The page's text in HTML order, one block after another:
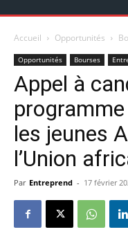
Accueil Opportunités
Opportunités Bourses
Appel à
les jeunes
l’Union
Par Entreprend - 17 février